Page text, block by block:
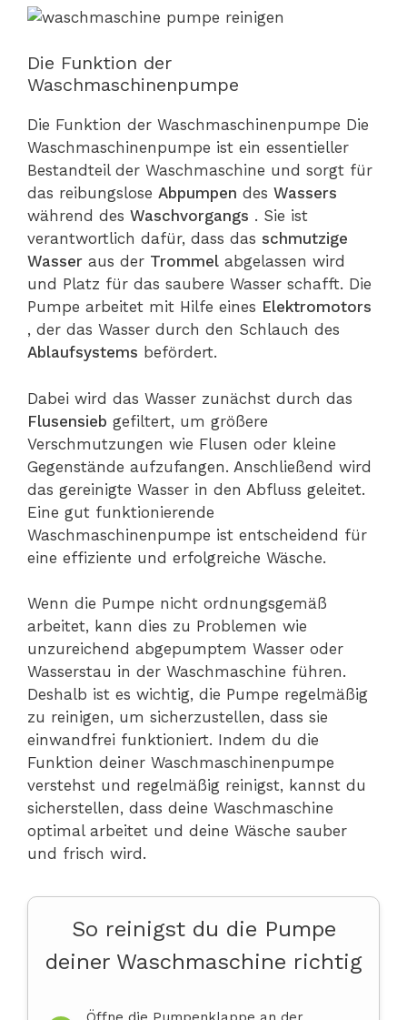
Die Funktion der
Waschmaschinenpumpe
Die Funktion der Waschmaschinenpumpe Die
Waschmaschinenpumpe ist ein essentieller
Bestandteil der Waschmaschine und sorgt für
das reibungslose Abpumpen des Wassers
während des Waschvorgangs . Sie ist
verantwortlich dafür, dass das schmutzige
Wasser aus der Trommel abgelassen wird
und Platz für das saubere Wasser schafft. Die
Pumpe arbeitet mit Hilfe eines Elektromotors
, der das Wasser durch den Schlauch des
Ablaufsystems befördert.
Dabei wird das Wasser zunächst durch das
Flusensieb gefiltert, um größere
Verschmutzungen wie Flusen oder kleine
Gegenstände aufzufangen. Anschließend wird
das gereinigte Wasser in den Abfluss geleitet.
Eine gut funktionierende
Waschmaschinenpumpe ist entscheidend für
eine effiziente und erfolgreiche Wäsche.
Wenn die Pumpe nicht ordnungsgemäß
arbeitet, kann dies zu Problemen wie
unzureichend abgepumptem Wasser oder
Wasserstau in der Waschmaschine führen.
Deshalb ist es wichtig, die Pumpe regelmäßig
zu reinigen, um sicherzustellen, dass sie
einwandfrei funktioniert. Indem du die
Funktion deiner Waschmaschinenpumpe
verstehst und regelmäßig reinigst, kannst du
sicherstellen, dass deine Waschmaschine
optimal arbeitet und deine Wäsche sauber
und frisch wird.
So reinigst du die Pumpe
deiner Waschmaschine richtig